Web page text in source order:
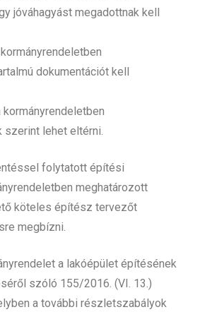
jóváhagyást megadottnak kell
dokumentációt kell
szerint lehet eltérni.
folytatott építési
meghatározott
köteles építész tervezőt
megbízni.
a lakóépület építésének
szóló 155/2016. (VI. 13.)
a további részletszabályok